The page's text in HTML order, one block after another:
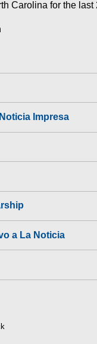
Carolina for the last
Impresa
a La Noticia